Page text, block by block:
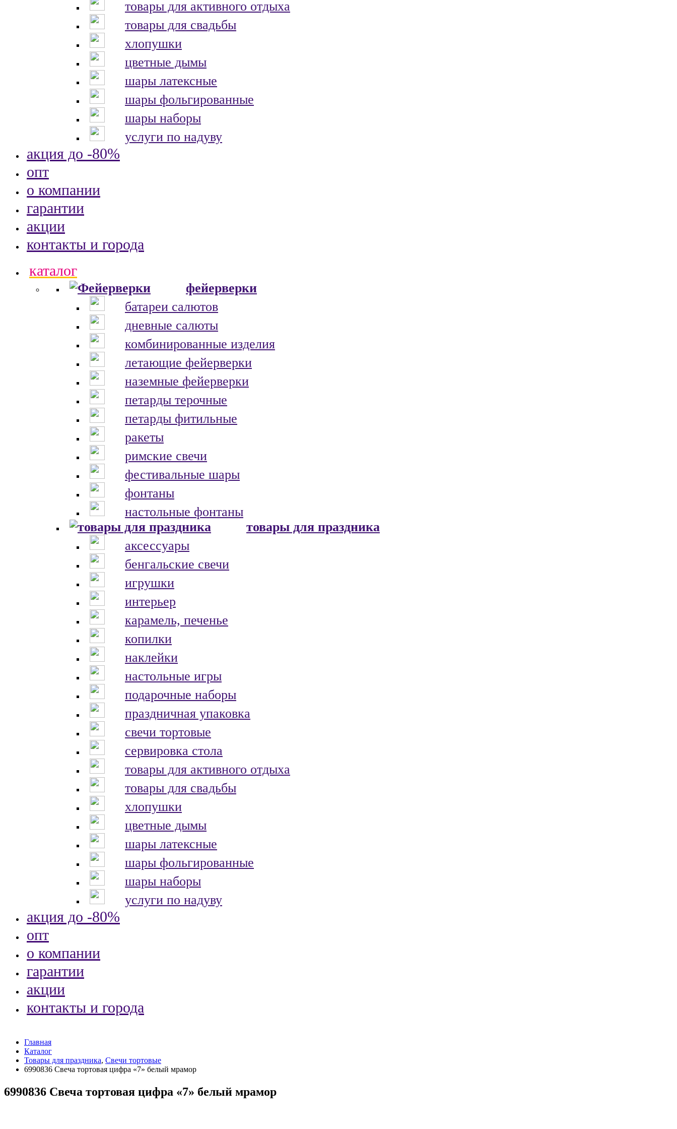
товары для активного отдыха
товары для свадьбы
хлопушки
цветные дымы
шары латексные
шары фольгированные
шары наборы
услуги по надуву
акция до -80%
опт
о компании
гарантии
акции
контакты и города
каталог
фейерверки
батареи салютов
дневные салюты
комбинированные изделия
летающие фейерверки
наземные фейерверки
петарды терочные
петарды фитильные
ракеты
римские свечи
фестивальные шары
фонтаны
настольные фонтаны
товары для праздника
аксессуары
бенгальские свечи
игрушки
интерьер
карамель, печенье
копилки
наклейки
настольные игры
подарочные наборы
праздничная упаковка
свечи тортовые
сервировка стола
товары для активного отдыха
товары для свадьбы
хлопушки
цветные дымы
шары латексные
шары фольгированные
шары наборы
услуги по надуву
акция до -80%
опт
о компании
гарантии
акции
контакты и города
Главная
Каталог
Товары для праздника, Свечи тортовые
6990836 Свеча тортовая цифра «7» белый мрамор
6990836 Свеча тортовая цифра «7» белый мрамор